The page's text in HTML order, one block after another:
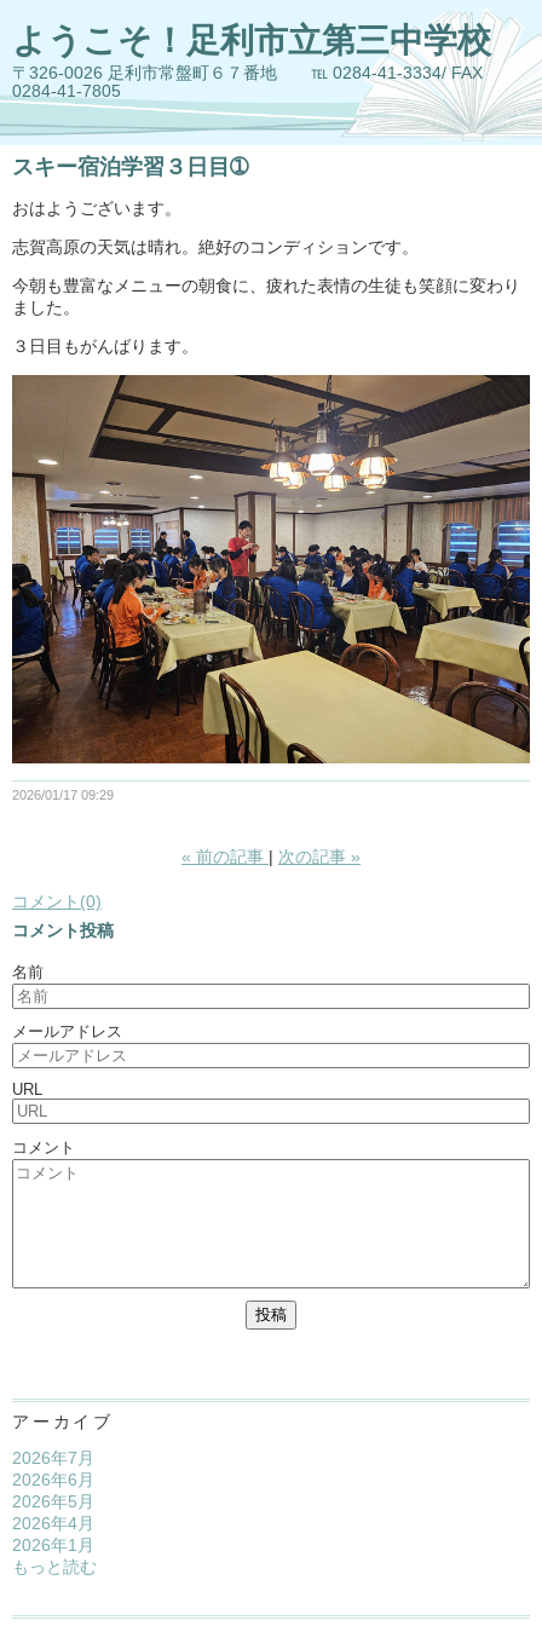
ようこそ！足利市立第三中学校
〒326-0026 足利市常盤町６７番地 ℡ 0284-41-3334/ FAX
0284-41-7805
スキー宿泊学習３日目➀
おはようございます。
志賀高原の天気は晴れ。絶好のコンディションです。
今朝も豊富なメニューの朝食に、疲れた表情の生徒も笑顔に変わり
ました。
３日目もがんばります。
2026/01/17 09:29
« 前の記事 次の記事 »
コメント(0)
コメント投稿
名前
メールアドレス
URL
コメント
アーカイブ
2026年7月
2026年6月
2026年5月
2026年4月
2026年1月
もっと読む